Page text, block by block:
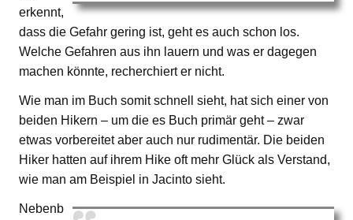
erkennt,
dass die Gefahr gering ist, geht es auch schon los.
Welche Gefahren aus ihn lauern und was er dagegen
machen könnte, recherchiert er nicht.
Wie man im Buch somit schnell sieht, hat sich einer von
beiden Hikern – um die es Buch primär geht – zwar
etwas vorbereitet aber auch nur rudimentär. Die beiden
Hiker hatten auf ihrem Hike oft mehr Glück als Verstand,
wie man am Beispiel in Jacinto sieht.
Nebenb